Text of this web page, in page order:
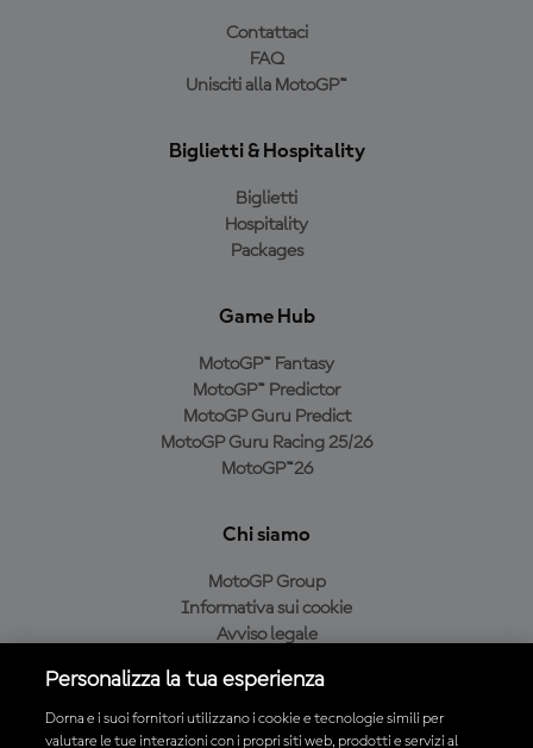
Contattaci
FAQ
Unisciti alla MotoGP™
Biglietti & Hospitality
Biglietti
Hospitality
Packages
Game Hub
MotoGP™ Fantasy
MotoGP™ Predictor
MotoGP Guru Predict
MotoGP Guru Racing 25/26
MotoGP™26
Chi siamo
MotoGP Group
Informativa sui cookie
Avviso legale
Condizioni di acquisto
Personalizza la tua esperienza
Dorna e i suoi fornitori utilizzano i cookie e tecnologie simili per
valutare le tue interazioni con i propri siti web, prodotti e servizi al